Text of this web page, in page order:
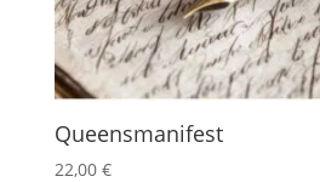
Queensmanifest
22,00 €